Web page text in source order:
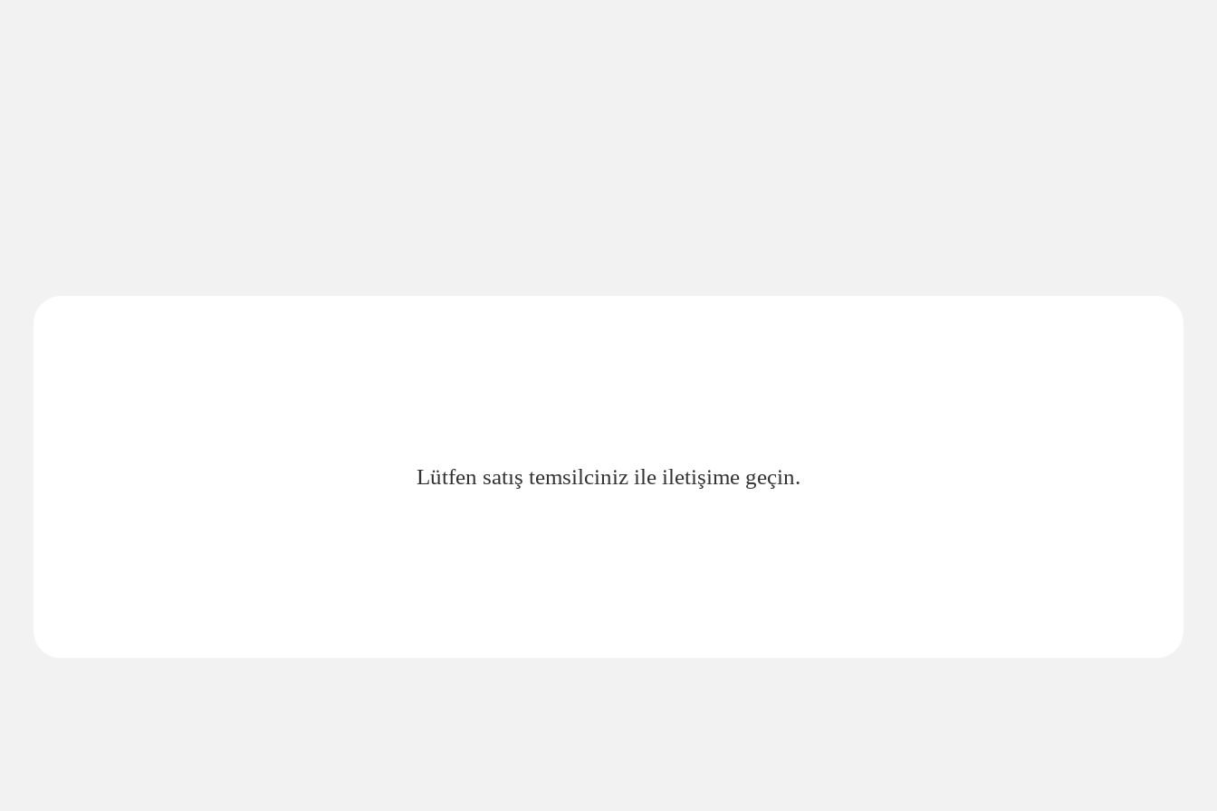
Lütfen satış temsilciniz ile iletişime geçin.